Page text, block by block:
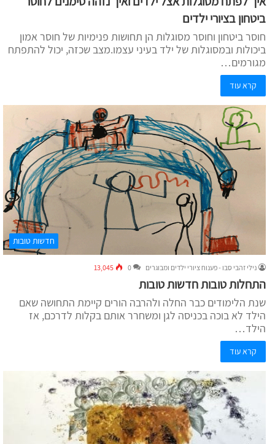
ביטחון בציורי ילדים
חוסר ביטחון וחוסר מסוגלות הן תחושות פנימיות של חוסר אמון
ביכולות ובמסוגלות של ילד בעיני עצמו.מצב שכזה, יכול להתפתח
מגורמים…
קרא עוד
חדשות טובות
נילי זהבי סבו - פענוח ציורי ילדים ומבוגרים 0
13,045
התחלות טובות חדשות טובות
שנת הלימודים כבר החלה ולהרבה הורים קיימת התחושה שאם
הילד לא בוכה בכניסה לגן ומשחרר אותם בקלות לדרכם, אז
הילד…
קרא עוד